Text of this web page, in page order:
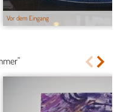
Vor dem Eingang